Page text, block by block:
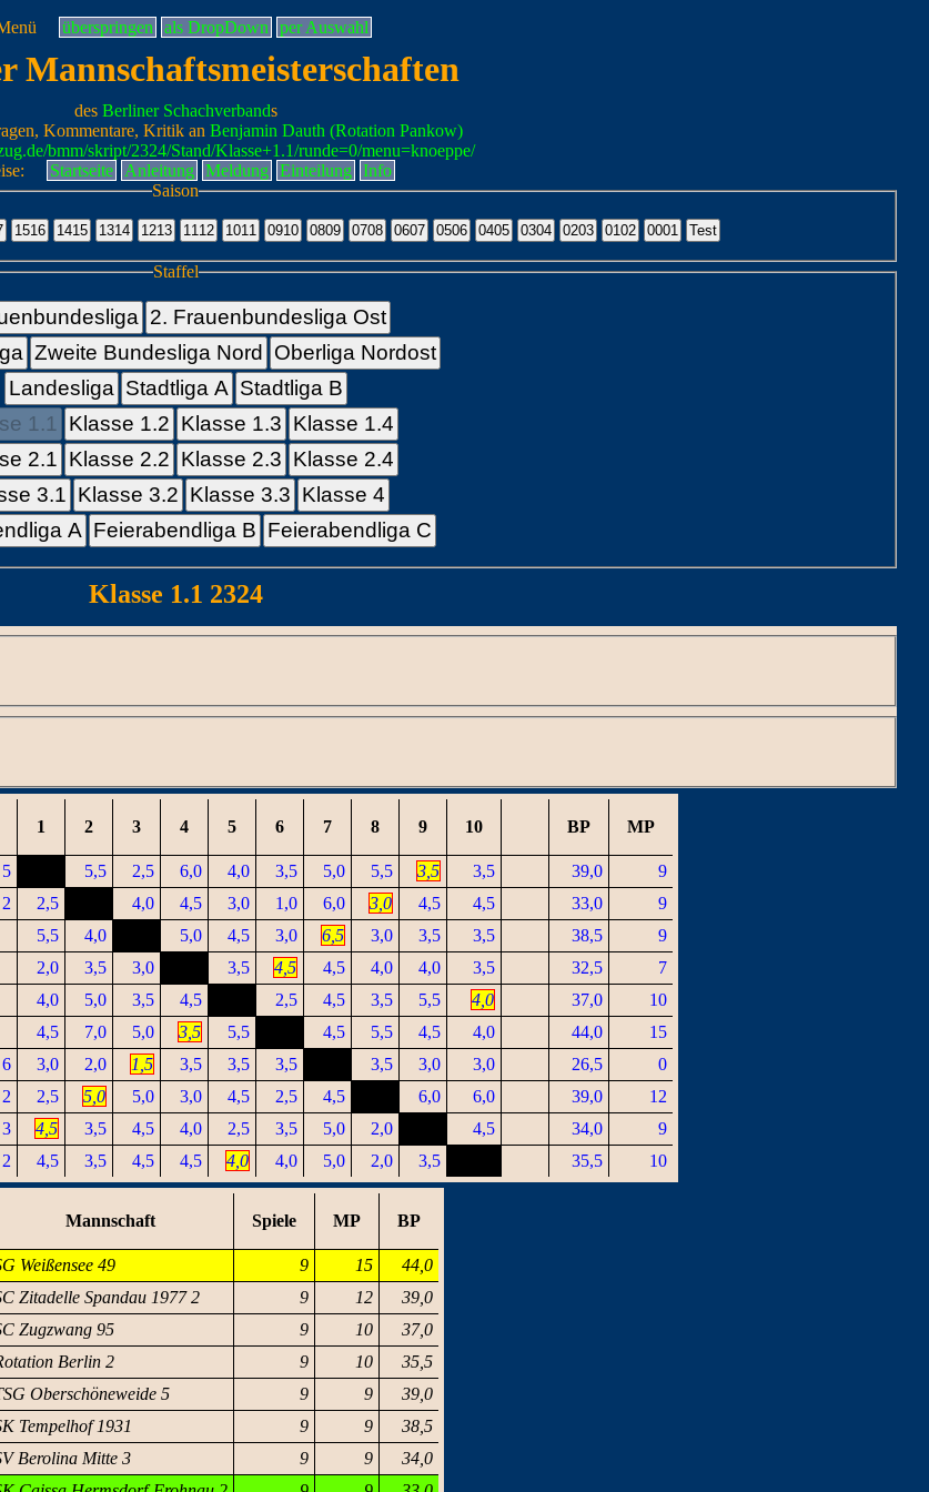
überspringen als DropDown per Auswahl
Mannschaftsmeisterschaften
des Berliner Schachverbands
Kommentare, Kritik an Benjamin Dauth (Rotation Pankow)
bmm/skript/2324/Stand/Klasse+1.1/runde=0/menu=knoeppe/
Startseite Anleitung Meldung Einteilung
Info
Saison
Staffel
2. Frauenbundesliga Ost
Zweite Bundesliga Nord
Oberliga Nordost
Landesliga Stadtliga A Stadtliga B
1.1
Klasse 1.2 Klasse 1.3 Klasse 1.4
2.1 Klasse 2.2 Klasse 2.3 Klasse 2.4
3.1 Klasse 3.2 Klasse 3.3 Klasse 4
A Feierabendliga B Feierabendliga C
Klasse 1.1 2324
1 2 3 4 5 6 7 8 9 10 BP MP
5 5,5 2,5 6,0 4,0 3,5 5,0 5,5 3,5 3,5 39,0
9
2 2,5 4,0 4,5 3,0 1,0 6,0 3,0 4,5 4,5 33,0
9
5,5 4,0 5,0 4,5 3,0 6,5 3,0 3,5 3,5 38,5
9
2,0 3,5 3,0 3,5 4,5 4,5 4,0 4,0 3,5 32,5
7
4,0 5,0 3,5 4,5 2,5 4,5 3,5 5,5 4,0 37,0
10
4,5 7,0 5,0 3,5 5,5 4,5 5,5 4,5 4,0 44,0
15
6 3,0 2,0 1,5 3,5 3,5 3,5 3,5 3,0 3,0 26,5
0
2 2,5 5,0 5,0 3,0 4,5 2,5 4,5 6,0 6,0 39,0
12
3 4,5 3,5 4,5 4,0 2,5 3,5 5,0 2,0 4,5 34,0
9
2 4,5 3,5 4,5 4,5 4,0 4,0 5,0 2,0 3,5 35,5 10
Mannschaft Spiele MP BP
Weißensee 49 9 15
44,0
Zitadelle Spandau 1977 2 9 12
39,0
Zugzwang 95 9 10
37,0
Berlin 2 9 10
35,5
Oberschöneweide 5 9 9
39,0
Tempelhof 1931 9 9
38,5
Berolina Mitte 3 9 9
34,0